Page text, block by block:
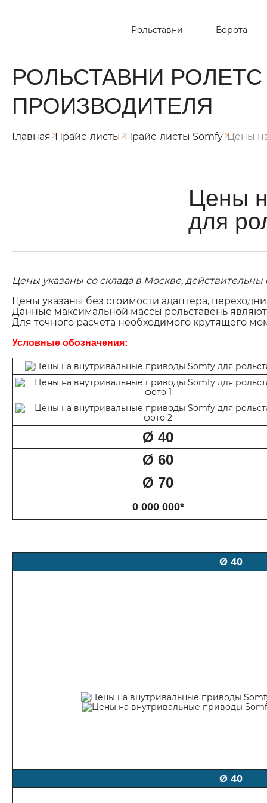
Рольставни Ворота
РОЛЬСТАВНИ РОЛЕТС
ПРОИЗВОДИТЕЛЯ
Главная Прайс-листы Прайс-листы Somfy Цены
Цены
для
Цены указаны со склада в Москве, действительны с
Цены указаны без стоимости адаптера,
Данные максимальной массы рольставень
Для точного расчета необходимого крутящего
Условные обозначения:
Ø 40
Ø 60
Ø 70
0 000 000*
Ø 40
Ø 40